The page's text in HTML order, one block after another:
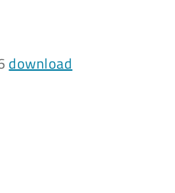
download